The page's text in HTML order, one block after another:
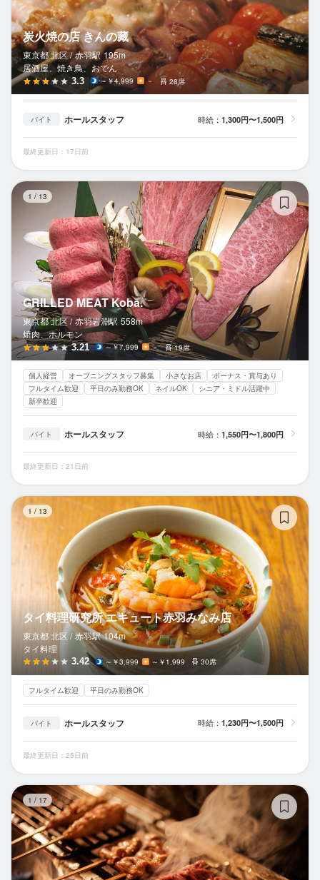
炭火焼の店 きんの藏
東京都 北区 / 赤羽駅 195m
居酒屋、焼き鳥、おでん
3.3 ～￥4,999 － 28席
バイト ホールスタッフ 時給： 1,300円〜1,500円
最終更新日：17日前
1 / 13
GRILLED MEAT Koba.
東京都 北区 / 赤羽岩淵駅 558m
焼肉、ホルモン
3.21 ～￥7,999 － 19席
個人経営 オープニングスタッフ募集 小さなお店
ボーナス・賞与あり
フルタイム歓迎
平日のみ勤務OK ネイルOK
シニア・ミドル活躍中
新卒歓迎
バイト ホールスタッフ 時給： 1,550円〜1,800円
最終更新日：21日前
1 / 13
タイ料理研究所 エキュート赤羽みなみ店
東京都 北区 / 赤羽駅 104m
タイ料理
3.42 ～￥3,999 ～￥1,999 30席
フルタイム歓迎 平日のみ勤務OK
バイト ホールスタッフ 時給： 1,230円〜1,500円
最終更新日：25日前
1 / 17